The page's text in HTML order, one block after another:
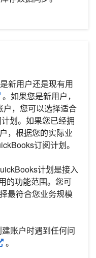
新用户还是现有用
。如果您是新用户，
户，您可以选择适合
划。如果您已经拥
，根据您的实际业
订阅计划。
计划是接入
的功能范围。您可
最符合您业务规模
账户时遇到任何问
。